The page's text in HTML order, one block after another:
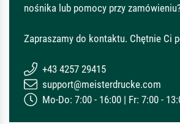
nośnika lub pomocy przy
Zapraszamy do kontaktu. Chętnie Ci
+43 4257 29415
support@meisterdrucke.com
Mo-Do: 7:00 - 16:00 | Fr: 7:00 -